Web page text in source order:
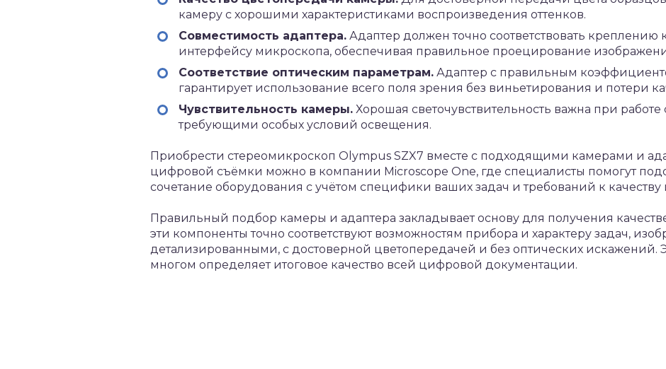
камеру с хорошими характеристиками воспроизведения оттенков.
Совместимость адаптера. Адаптер должен точно соответствовать
интерфейсу микроскопа, обеспечивая правильное проецирование
Соответствие оптическим параметрам. Адаптер с правильным
гарантирует использование всего поля зрения без виньетирования и потери
Чувствительность камеры. Хорошая светочувствительность важна при работе
требующими особых условий освещения.
Приобрести стереомикроскоп Olympus SZX7 вместе с подходящими камерами и
цифровой съёмки можно в компании Microscope One, где специалисты помогут
сочетание оборудования с учётом специфики ваших задач и требований к
Правильный подбор камеры и адаптера закладывает основу для получения
эти компоненты точно соответствуют возможностям прибора и характеру задач,
детализированными, с достоверной цветопередачей и без оптических искажений.
многом определяет итоговое качество всей цифровой документации.